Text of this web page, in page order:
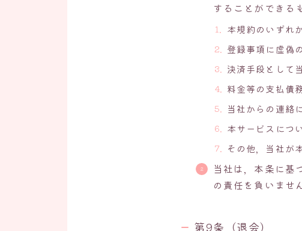
することができる
本規約のいずれ
登録事項に虚偽
決済手段として
料金等の支払債
当社からの連絡
本サービスにつ
その他，当社が
当社は，本条に基
の責任を負いません
第9条（退会）